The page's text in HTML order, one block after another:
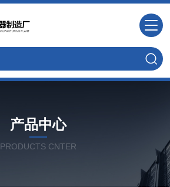
产品中心
PRODUCTS CNTER